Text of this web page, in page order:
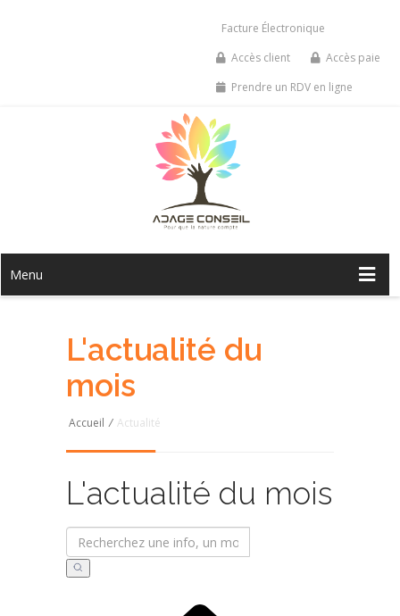
Facture Électronique
Accès client
Accès paie
Prendre un RDV en ligne
Menu
L'actualité du
mois
Accueil / Actualité
L'actualité du mois